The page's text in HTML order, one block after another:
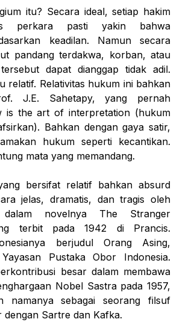
itu? Secara ideal, setiap hakim
perkara pasti yakin bahwa
keadilan. Namun secara
pandang terdakwa, korban, atau
dapat dianggap tidak adil.
relatif. Relativitas hukum ini bahkan
J.E. Sahetapy, yang pernah
is the art of interpretation (hukum
Bahkan dengan gaya satir,
hukum seperti kecantikan.
mata yang memandang.
bersifat relatif bahkan absurd
jelas, dramatis, dan tragis oleh
novelnya The Stranger
terbit pada 1942 di Prancis.
berjudul Orang Asing,
Pustaka Obor Indonesia.
besar dalam membawa
Nobel Sastra pada 1957,
namanya sebagai seorang filsuf
dengan Sartre dan Kafka.